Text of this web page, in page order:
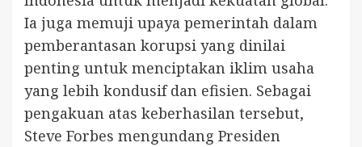
Ia juga memuji upaya pemerintah dalam
pemberantasan korupsi yang dinilai
penting untuk menciptakan iklim usaha
yang lebih kondusif dan efisien. Sebagai
pengakuan atas keberhasilan tersebut,
Steve Forbes mengundang Presiden